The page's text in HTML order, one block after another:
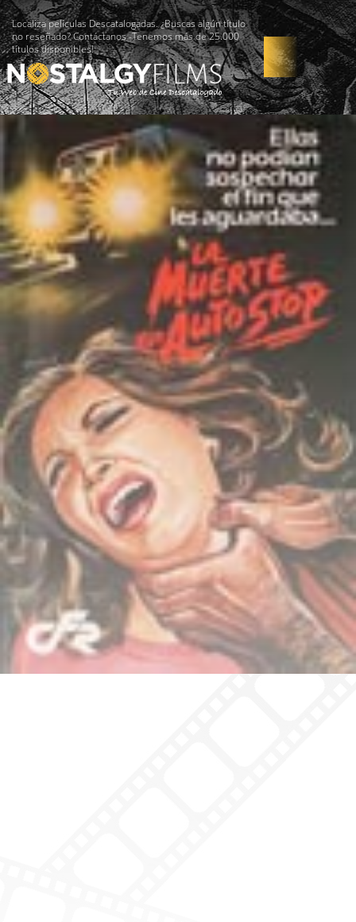
Localiza películas Descatalogadas. ¿Buscas algún título
no reseñado? Contáctanos -Tenemos más de 25.000
títulos disponibles!